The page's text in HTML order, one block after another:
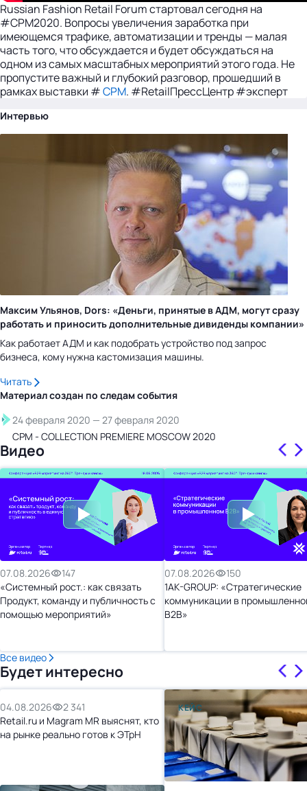
Russian Fashion Retail Forum стартовал сегодня на
#CPM2020. Вопросы увеличения заработка при
имеющемся трафике, автоматизации и тренды — малая
часть того, что обсуждается и будет обсуждаться на
одном из самых масштабных мероприятий этого года. Не
пропустите важный и глубокий разговор, прошедший в
рамках выставки #CPM. #RetailПрессЦентр #эксперт
Интервью
Максим Ульянов, Dors: «Деньги, принятые в АДМ, могут сразу
работать и приносить дополнительные дивиденды компании»
Как работает АДМ и как подобрать устройство под запрос
бизнеса, кому нужна кастомизация машины.
Читать
Материал создан по следамсобытия
24 февраля 2020 — 27 февраля 2020
СРМ - COLLECTION PREMIERE MOSCOW 2020
Видео
07.08.2026
147
«Системный рост.: как связать
Продукт, команду и публичность с
помощью мероприятий»
07.08.2026
150
1AK-GROUP: «Стратегические
коммуникации в
B2B»
Все видео
Будет интересно
04.08.2026
2 341
Retail.ru и Magram MR выяснят, кто
на рынке реально готов к ЭТрН
КЕЙС